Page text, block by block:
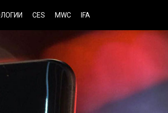
CES MWC IFA